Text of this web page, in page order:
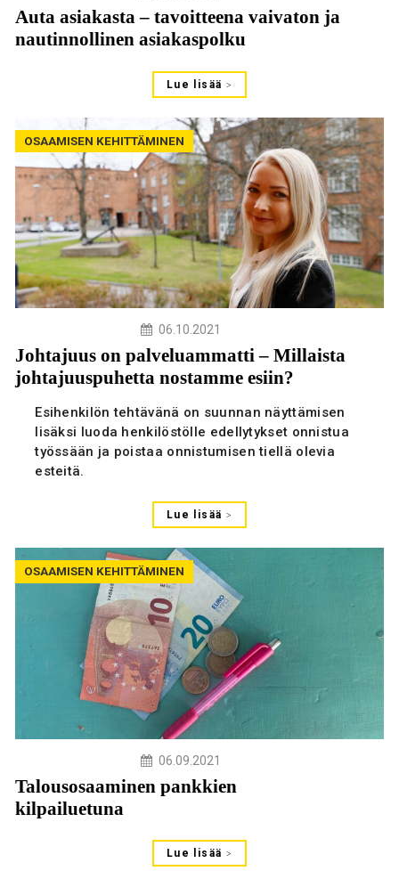
Auta asiakasta – tavoitteena vaivaton ja
nautinnollinen asiakaspolku
Lue lisää
OSAAMISEN KEHITTÄMINEN
06.10.2021
Johtajuus on palveluammatti – Millaista
johtajuuspuhetta nostamme esiin?
Esihenkilön tehtävänä on suunnan näyttämisen
lisäksi luoda henkilöstölle edellytykset onnistua
työssään ja poistaa onnistumisen tiellä olevia
esteitä.
Lue lisää
OSAAMISEN KEHITTÄMINEN
06.09.2021
Talousosaaminen pankkien
kilpailuetuna
Lue lisää